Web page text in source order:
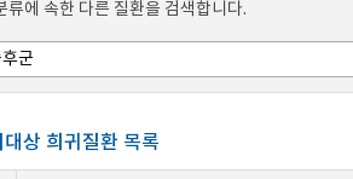
류에 속한 다른 질환을 검색합니다.
상 희귀질환 목록